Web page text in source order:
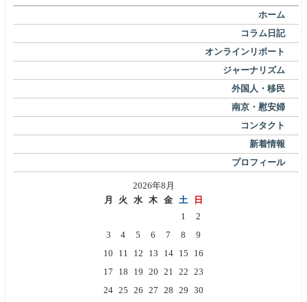
ホーム
コラム日記
オンラインリポート
ジャーナリズム
外国人・移民
南京・慰安婦
コンタクト
新着情報
プロフィール
2026年8月
月
火 水 木 金 土 日
1
2
3
4 5 6 7 8
9
10
11 12 13 14 15
16
17
18 19 20 21 22 23
24 25 26 27 28 29 30